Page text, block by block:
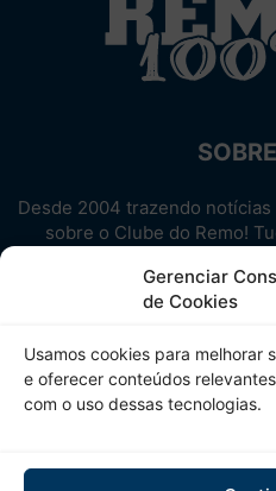
Gerenciar
de Cookies
Usamos cookies para melhorar
e oferecer conteúdos
com o uso dessas tecnologias.
Desde 2004 trazendo
sobre o Clube do Remo!
Aproveite!